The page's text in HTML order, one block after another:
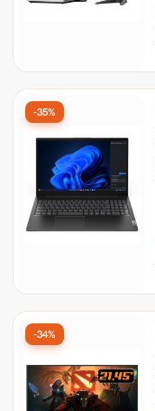
-35%
-34%